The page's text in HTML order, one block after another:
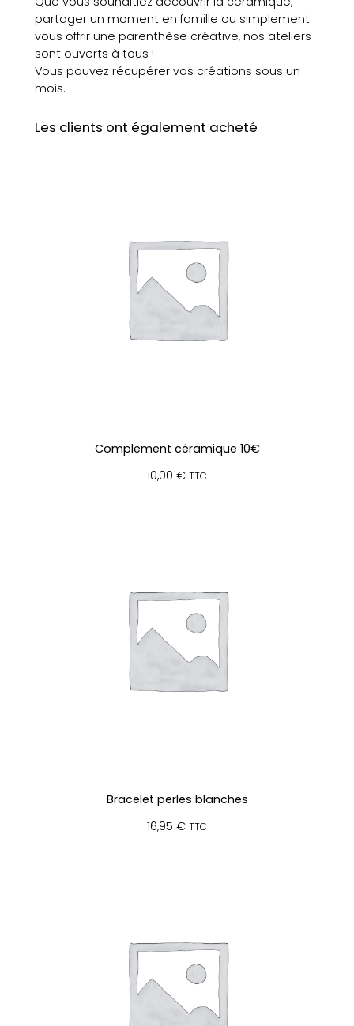
i
q
u
e
s
t
partager un moment en famille ou simplement
vous offrir une parenthèse créative, nos ateliers
sont ouverts à tous !
Vous pouvez récupérer vos créations sous un
mois.
Les clients ont également acheté
Complement céramique 10€
10,00 € TTC
Bracelet perles blanches
16,95 € TTC